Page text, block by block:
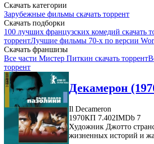
Скачать категории
Зарубежные фильмы скачать торрент
Скачать подборки
100 лучших французских комедий скачать
торрентЛучшие фильмы 70-х по версии
Скачать франшизы
Все части Мистер Питкин скачать торрент
торрент
Декамерон
Il Decameron
1970КП 7.402IMDb 7
Художник Джотто
жизненных историй и